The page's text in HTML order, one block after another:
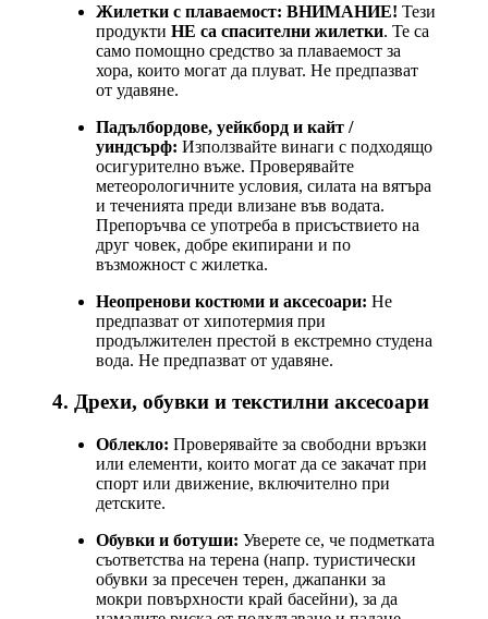
Жилетки с плаваемост: ВНИМАНИЕ! Тези
продукти НЕ са спасителни жилетки. Те са
само помощно средство за плаваемост за
хора, които могат да плуват. Не предпазват
от удавяне.
Падълбордове, уейкборд и кайт /
уиндсърф: Използвайте винаги с подходящо
осигурително въже. Проверявайте
метеорологичните условия, силата на вятъра
и теченията преди влизане във водата.
Препоръчва се употреба в присъствието на
друг човек, добре екипирани и по
възможност с жилетка.
Неопренови костюми и аксесоари: Не
предпазват от хипотермия при
продължителен престой в екстремно студена
вода. Не предпазват от удавяне.
4. Дрехи, обувки и текстилни аксесоари
Облекло: Проверявайте за свободни връзки
или елементи, които могат да се закачат при
спорт или движение, включително при
детските.
Обувки и ботуши: Уверете се, че подметката
съответства на терена (напр. туристически
обувки за пресечен терен, джапанки за
мокри повърхности край басейни), за да